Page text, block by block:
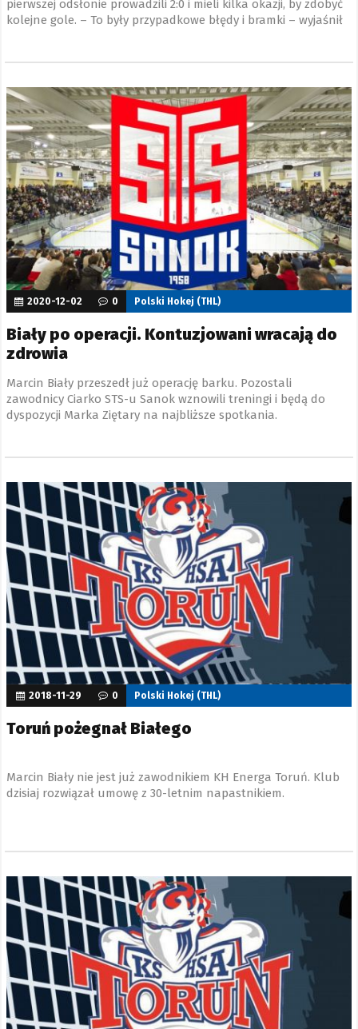
pierwszej odsłonie prowadzili 2:0 i mieli kilka okazji, by zdobyć
kolejne gole. – To były przypadkowe błędy i bramki – wyjaśnił
Biały po operacji. Kontuzjowani wracają do
zdrowia
Marcin Biały przeszedł już operację barku. Pozostali
zawodnicy Ciarko STS-u Sanok wznowili treningi i będą do
dyspozycji Marka Ziętary na najbliższe spotkania.
2020-12-02 0 Polski Hokej (THL)
Toruń pożegnał Białego
Marcin Biały nie jest już zawodnikiem KH Energa Toruń. Klub
dzisiaj rozwiązał umowę z 30-letnim napastnikiem.
2018-11-29 0 Polski Hokej (THL)